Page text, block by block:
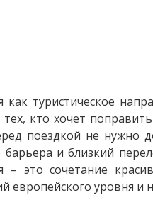
как туристическое
кто хочет
поездкой не нужно
барьера и близкий
– это сочетание
европейского уровня и